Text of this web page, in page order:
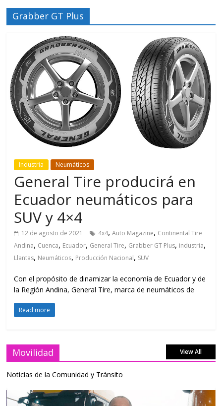
Grabber GT Plus
Industria Neumáticos
General Tire producirá en
Ecuador neumáticos para
SUV y 4×4
12 de agosto de 2021 4x4,Auto Magazine, Continental Tire
Andina, Cuenca, Ecuador, General Tire, Grabber GT Plus, industria,
Llantas, Neumáticos, Producción Nacional, SUV
Con el propósito de dinamizar la economía de Ecuador y de
la Región Andina, General Tire, marca de neumáticos de
Read more
Movilidad View All
Noticias de la Comunidad y Tránsito